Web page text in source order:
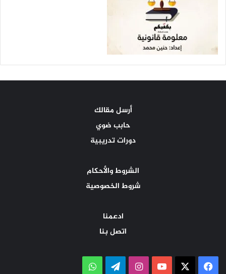
أرسل مقالك
حابب ضوي
دورات تدريبية
الشروط والأحكام
شروط الخصوصية
ادعمنا
اتصل بنا
فيسبوك ‫YouTubeانستقرامتيلقرامواتساب